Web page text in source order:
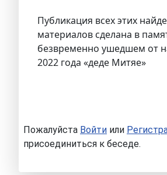
Публикация всех этих
материалов сделана в
безвременно ушедшем от
2022 года «деде Митяе»
Пожалуйста Войти или
присоединиться к беседе.